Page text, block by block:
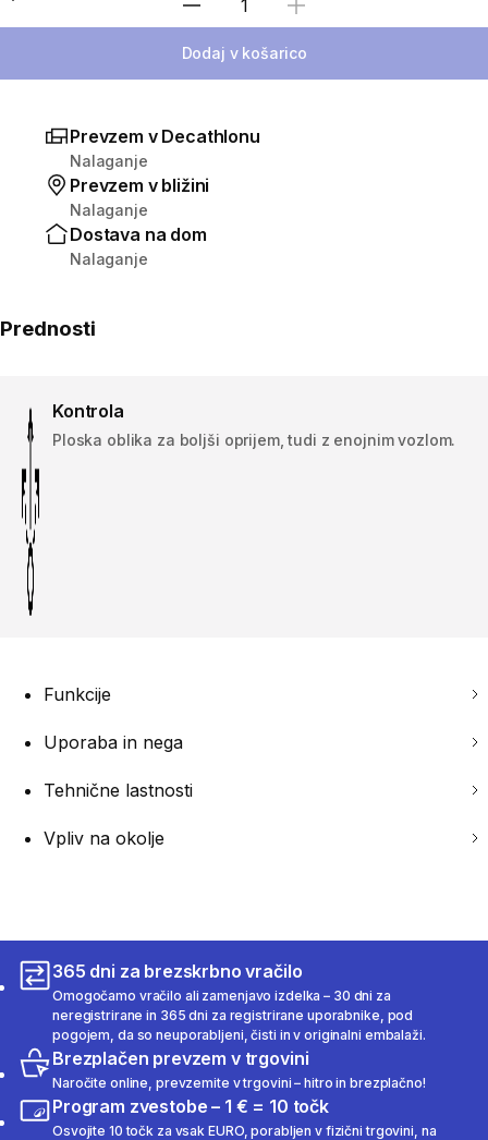
Izberite količino
Dodaj v košarico
Prevzem v Decathlonu
Nalaganje
Prevzem v bližini
Nalaganje
Dostava na dom
Nalaganje
Prednosti
Kontrola
Ploska oblika za boljši oprijem, tudi z enojnim vozlom.
Funkcije
Uporaba in nega
Tehnične lastnosti
Vpliv na okolje
365 dni za brezskrbno vračilo
Omogočamo vračilo ali zamenjavo izdelka – 30 dni za
neregistrirane in 365 dni za registrirane uporabnike, pod
pogojem, da so neuporabljeni, čisti in v originalni embalaži.
Brezplačen prevzem v trgovini
Naročite online, prevzemite v trgovini – hitro in brezplačno!
Program zvestobe – 1 € = 10 točk
Osvojite 10 točk za vsak EURO, porabljen v fizični trgovini, na